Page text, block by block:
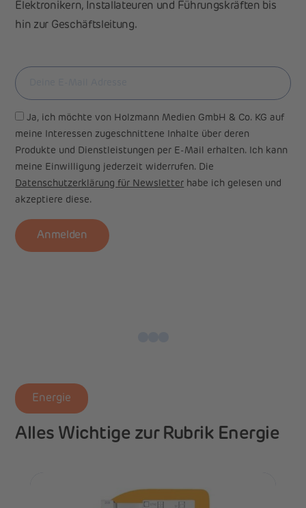
Elektronikern, Installateuren und Führungskräften bis
hin zur Geschäftsleitung.
Ja, ich möchte von Holzmann Medien GmbH & Co. KG auf
meine Interessen zugeschnittene Inhalte über deren
Produkte und Dienstleistungen per E-Mail erhalten. Ich kann
meine Einwilligung jederzeit widerrufen. Die
Datenschutzerklärung für Newsletter habe ich gelesen und
akzeptiere diese.
Anmelden
Energie
Alles Wichtige zur Rubrik Energie